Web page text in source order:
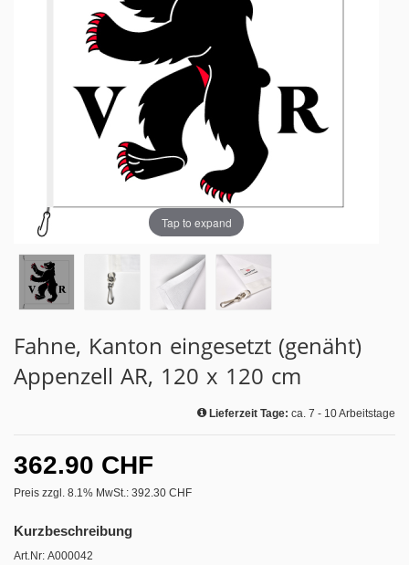
Tap to expand
Fahne, Kanton eingesetzt (genäht)
Appenzell AR, 120 x 120 cm
Lieferzeit Tage: ca. 7 - 10 Arbeitstage
362.90 CHF
Preis zzgl. 8.1% MwSt.: 392.30 CHF
Kurzbeschreibung
Art.Nr: A000042